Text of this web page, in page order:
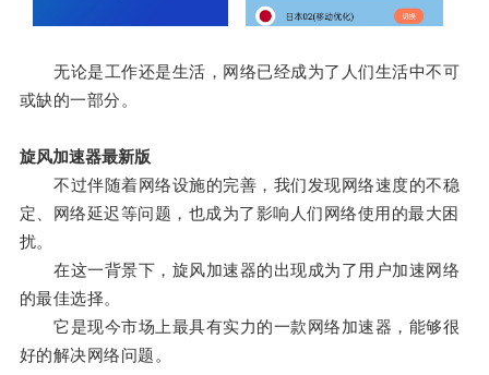
无论是工作还是生活，网络已经成为了人们生活中不可
或缺的一部分。
旋风加速器最新版
不过伴随着网络设施的完善，我们发现网络速度的不稳
定、网络延迟等问题，也成为了影响人们网络使用的最大困
扰。
在这一背景下，旋风加速器的出现成为了用户加速网络
的最佳选择。
它是现今市场上最具有实力的一款网络加速器，能够很
好的解决网络问题。